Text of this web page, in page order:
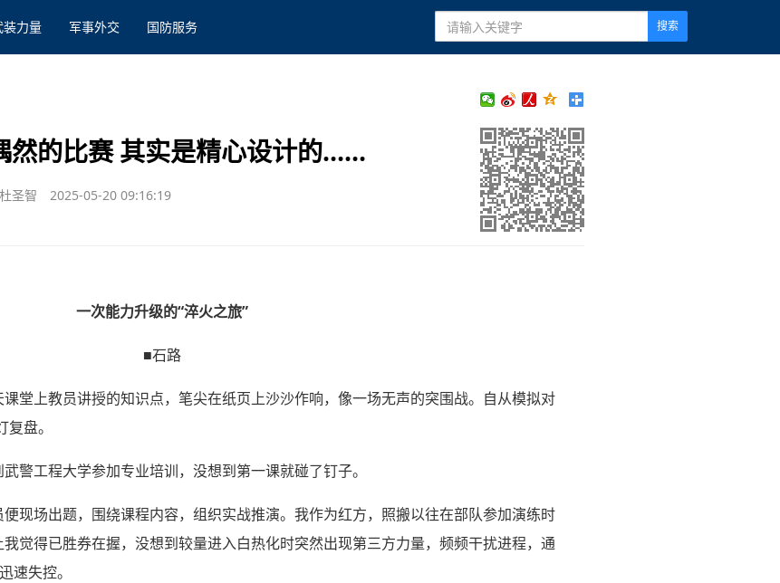
装力量 军事外交 国防服务 搜索
然的比赛 其实是精心设计的……
圣智 2025-05-20 09:16:19
一次能力升级的“淬火之旅”
■石路
堂上教员讲授的知识点，笔尖在纸页上沙沙作响，像一场无声的突围战。自从模拟对
盘。
警工程大学参加专业培训，没想到第一课就碰了钉子。
现场出题，围绕课程内容，组织实战推演。我作为红方，照搬以往在部队参加演练时
觉得已胜券在握，没想到较量进入白热化时突然出现第三方力量，频频干扰进程，通
速失控。